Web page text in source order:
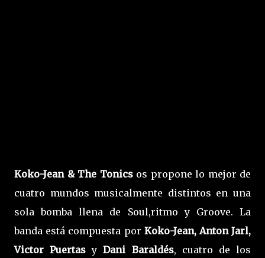
Koko-Jean & The Tonics os propone lo mejor de
cuatro mundos musicalmente distintos en una
sola bomba llena de Soul,ritmo y Groove. La
banda está compuesta por Koko-Jean, Anton Jarl,
Victor PuertasyDani Baraldés, cuatro de los